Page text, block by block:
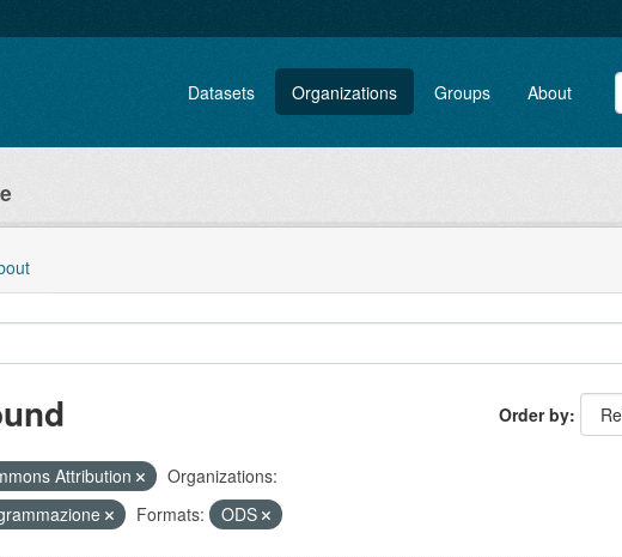
Datasets Organizations Groups About
Order by
Attribution
Organizations:
Formats: ODS